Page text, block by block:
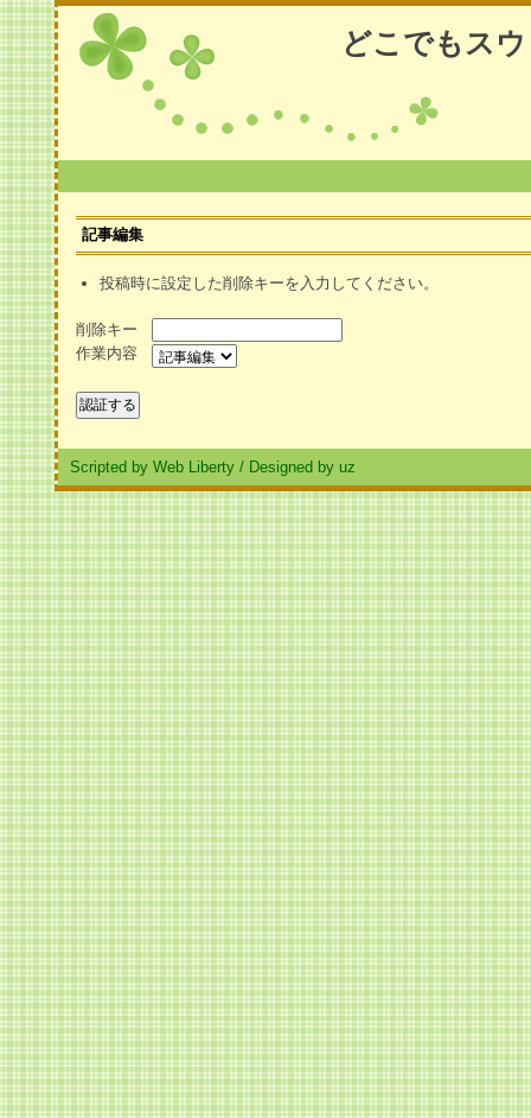
どこでもス
記事編集
投稿時に設定した削除キーを入力してください。
削除キー
作業内容
Scripted by Web Liberty / Designed by uz